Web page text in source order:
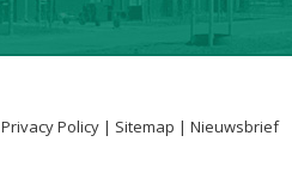
Privacy Policy | Sitemap | Nieuwsbrief